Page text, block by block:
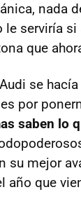
nada
le serviría
que
se
por
saben lo
su mejor
año que